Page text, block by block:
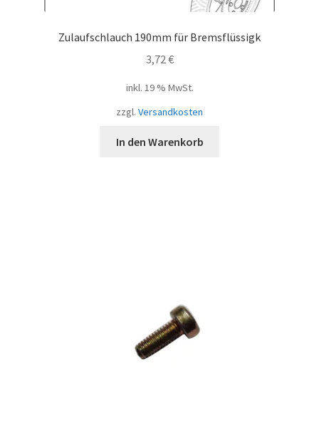
Zulaufschlauch 190mm für Bremsflüssigk
3,72 €
inkl. 19 % MwSt.
zzgl. Versandkosten
In den Warenkorb